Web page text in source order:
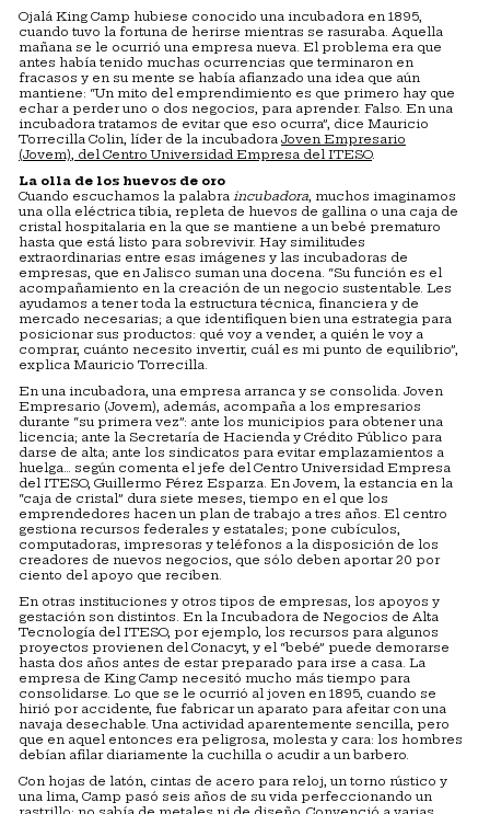
Ojalá King Camp hubiese conocido una incubadora en 1895,
cuando tuvo la fortuna de herirse mientras se rasuraba. Aquella
mañana se le ocurrió una empresa nueva. El problema era que
antes había tenido muchas ocurrencias que terminaron en
fracasos y en su mente se había afianzado una idea que aún
mantiene: “Un mito del emprendimiento es que primero hay que
echar a perder uno o dos negocios, para aprender. Falso. En una
incubadora tratamos de evitar que eso ocurra”, dice Mauricio
Torrecilla Colin, líder de la incubadora Joven Empresario
(Jovem), del Centro Universidad Empresa del ITESO.
La olla de los huevos de oro
Cuando escuchamos la palabra incubadora, muchos imaginamos
una olla eléctrica tibia, repleta de huevos de gallina o una caja de
cristal hospitalaria en la que se mantiene a un bebé prematuro
hasta que está listo para sobrevivir. Hay similitudes
extraordinarias entre esas imágenes y las incubadoras de
empresas, que en Jalisco suman una docena. “Su función es el
acompañamiento en la creación de un negocio sustentable. Les
ayudamos a tener toda la estructura técnica, financiera y de
mercado necesarias; a que identifiquen bien una estrategia para
posicionar sus productos: qué voy a vender, a quién le voy a
comprar, cuánto necesito invertir, cuál es mi punto de equilibrio”,
explica Mauricio Torrecilla.
En una incubadora, una empresa arranca y se consolida. Joven
Empresario (Jovem), además, acompaña a los empresarios
durante “su primera vez”: ante los municipios para obtener una
licencia; ante la Secretaría de Hacienda y Crédito Público para
darse de alta; ante los sindicatos para evitar emplazamientos a
huelga… según comenta el jefe del Centro Universidad Empresa
del ITESO, Guillermo Pérez Esparza. En Jovem, la estancia en la
“caja de cristal” dura siete meses, tiempo en el que los
emprendedores hacen un plan de trabajo a tres años. El centro
gestiona recursos federales y estatales; pone cubículos,
computadoras, impresoras y teléfonos a la disposición de los
creadores de nuevos negocios, que sólo deben aportar 20 por
ciento del apoyo que reciben.
En otras instituciones y otros tipos de empresas, los apoyos y
gestación son distintos. En la Incubadora de Negocios de Alta
Tecnología del ITESO, por ejemplo, los recursos para algunos
proyectos provienen del Conacyt, y el “bebé” puede demorarse
hasta dos años antes de estar preparado para irse a casa. La
empresa de King Camp necesitó mucho más tiempo para
consolidarse. Lo que se le ocurrió al joven en 1895, cuando se
hirió por accidente, fue fabricar un aparato para afeitar con una
navaja desechable. Una actividad aparentemente sencilla, pero
que en aquel entonces era peligrosa, molesta y cara: los hombres
debían afilar diariamente la cuchilla o acudir a un barbero.
Con hojas de latón, cintas de acero para reloj, un torno rústico y
una lima, Camp pasó seis años de su vida perfeccionando un